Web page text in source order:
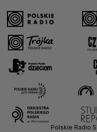
Polskie Radio